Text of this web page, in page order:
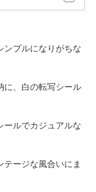
ンプルになりがちな
に、白の転写シール
ールでカジュアルな
ージな風合いにま